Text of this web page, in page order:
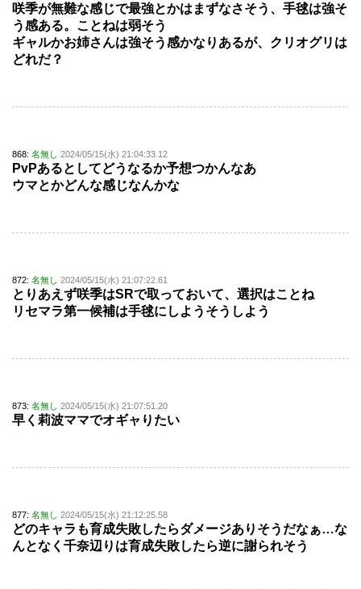
咲季が無難な感じで最強とかはまずなさそう、手毬は強そ
う感ある。ことねは弱そう
ギャルかお姉さんは強そう感かなりあるが、クリオグリは
どれだ？
868: 名無し 2024/05/15(水) 21:04:33.12
PvPあるとしてどうなるか予想つかんなあ
ウマとかどんな感じなんかな
872: 名無し 2024/05/15(水) 21:07:22.61
とりあえず咲季はSRで取っておいて、選択はことね
リセマラ第一候補は手毬にしようそうしよう
873: 名無し 2024/05/15(水) 21:07:51.20
早く莉波ママでオギャりたい
877: 名無し 2024/05/15(水) 21:12:25.58
どのキャラも育成失敗したらダメージありそうだなぁ…な
んとなく千奈辺りは育成失敗したら逆に謝られそう